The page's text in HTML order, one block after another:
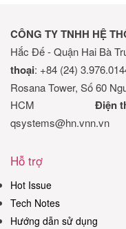
CÔNG TY TNHH HỆ
Hắc Đế - Quận
thoại: +84 (24)
Rosana Tower, Số 60
HCM Điện
qsystems@hn.vnn.vn
Hỗ trợ
Hot Issue
Tech Notes
Hướng dẫn sử dụng